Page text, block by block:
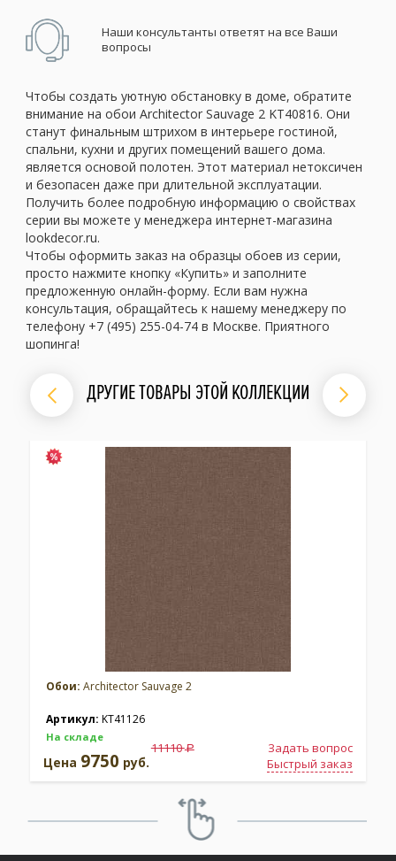
Наши консультанты ответят на все Ваши
вопросы
Чтобы создать уютную обстановку в доме, обратите
внимание на обои Architector Sauvage 2 KT40816. Они
станут финальным штрихом в интерьере гостиной,
спальни, кухни и других помещений вашего дома.
является основой полотен. Этот материал нетоксичен
и безопасен даже при длительной эксплуатации.
Получить более подробную информацию о свойствах
серии вы можете у менеджера интернет-магазина
lookdecor.ru.
Чтобы оформить заказ на образцы обоев из серии,
просто нажмите кнопку «Купить» и заполните
предложенную онлайн-форму. Если вам нужна
консультация, обращайтесь к нашему менеджеру по
телефону +7 (495) 255-04-74 в Москве. Приятного
шопинга!
ДРУГИЕ ТОВАРЫ ЭТОЙ КОЛЛЕКЦИИ
Обои: Architector Sauvage 2
Артикул: KT41126
На складе
Задать вопрос
Быстрый заказ
Цена 9750 руб.
11110a